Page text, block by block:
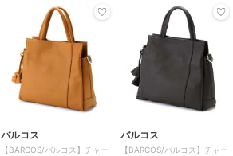
バルコス
【BARCOS/バルコス】チャー
バルコス
【BARCOS/バルコス】チャー